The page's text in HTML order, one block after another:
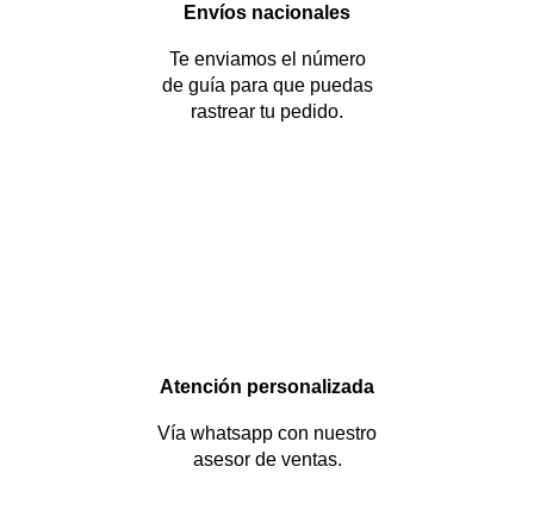
Envíos nacionales
Te enviamos el número
de guía para que puedas
rastrear tu pedido.
Atención personalizada
Vía whatsapp con nuestro
asesor de ventas.